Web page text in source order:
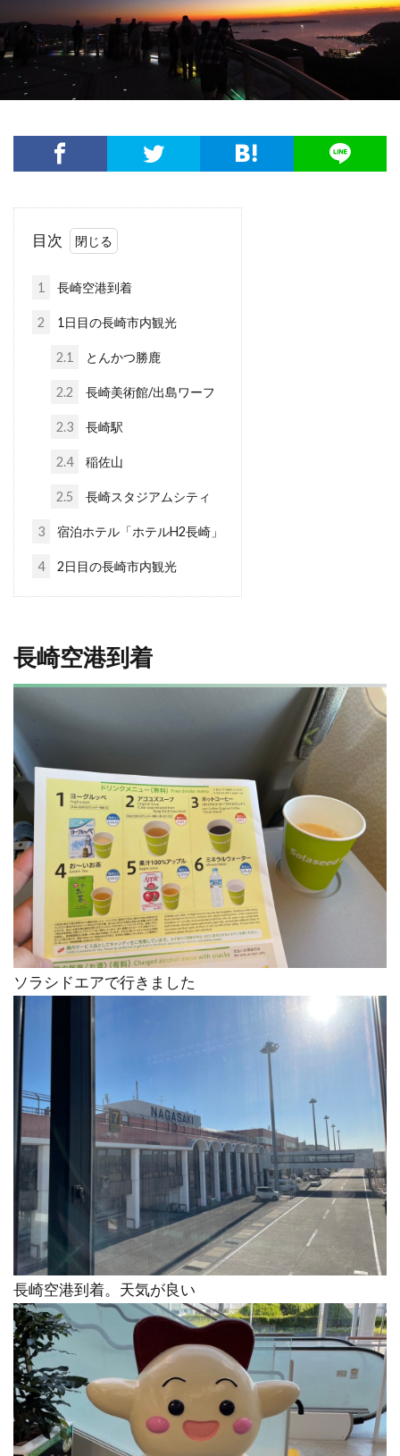
目次
1 長崎空港到着
2 1日目の長崎市内観光
2.1 とんかつ勝鹿
2.2 長崎美術館/出島ワーフ
2.3 長崎駅
2.4 稲佐山
2.5 長崎スタジアムシティ
3 宿泊ホテル「ホテルH2長崎」
4 2日目の長崎市内観光
長崎空港到着
ソラシドエアで行きました
長崎空港到着。天気が良い